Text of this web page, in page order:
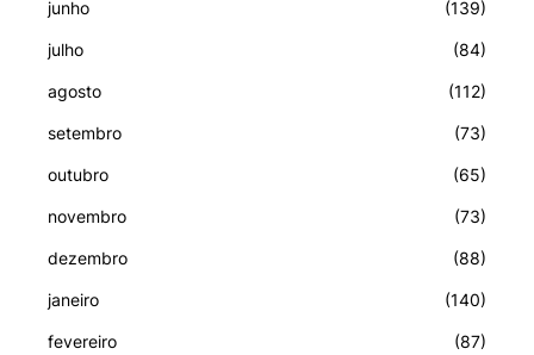
junho (139)
julho (84)
agosto (112)
setembro (73)
outubro (65)
novembro (73)
dezembro (88)
janeiro (140)
fevereiro (87)